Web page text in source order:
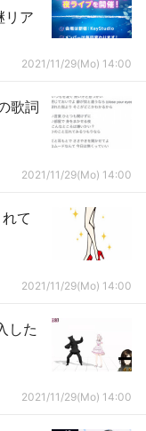
リア
2021/11/29(Mo) 14:00
歌詞
2021/11/29(Mo) 14:00
て
2021/11/29(Mo) 14:00
した
2021/11/29(Mo) 14:00